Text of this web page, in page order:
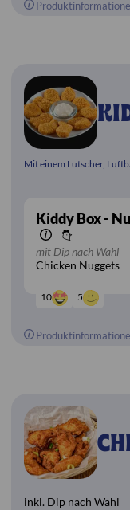
Mit einem Lutscher,
Kiddy Box -
mit Dip nach Wahl
Chicken Nuggets
10 5
inkl. Dip nach Wahl